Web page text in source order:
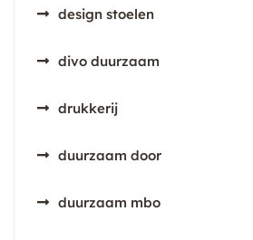
design stoelen
divo duurzaam
drukkerij
duurzaam door
duurzaam mbo